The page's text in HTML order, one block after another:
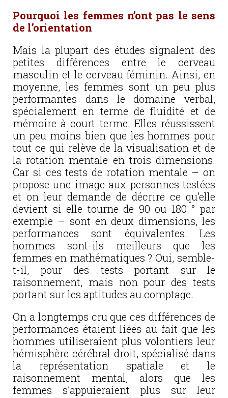
Pourquoi les femmes n’ont pas le sens
de l’orientation
Mais la plupart des études signalent des
petites différences entre le cerveau
masculin et le cerveau féminin. Ainsi, en
moyenne, les femmes sont un peu plus
performantes dans le domaine verbal,
spécialement en terme de fluidité et de
mémoire à court terme. Elles réussissent
un peu moins bien que les hommes pour
tout ce qui relève de la visualisation et de
la rotation mentale en trois dimensions.
Car si ces tests de rotation mentale – on
propose une image aux personnes testées
et on leur demande de décrire ce qu’elle
devient si elle tourne de 90 ou 180 ° par
exemple – sont en deux dimensions, les
performances sont équivalentes. Les
hommes sont-ils meilleurs que les
femmes en mathématiques ? Oui, semble-
t-il, pour des tests portant sur le
raisonnement, mais non pour des tests
portant sur les aptitudes au comptage.
On a longtemps cru que ces différences de
performances étaient liées au fait que les
hommes utiliseraient plus volontiers leur
hémisphère cérébral droit, spécialisé dans
la représentation spatiale et le
raisonnement mental, alors que les
femmes s’appuieraient plus sur leur